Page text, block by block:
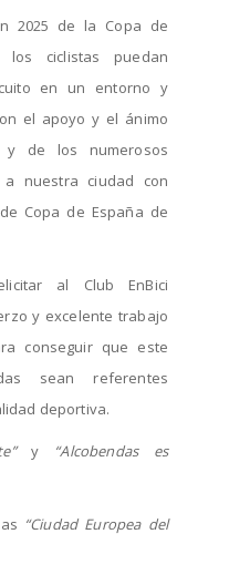
2025 de la Copa de
los ciclistas puedan
en un entorno y
el apoyo y el ánimo
y de los numerosos
nuestra ciudad con
Copa de España de
al Club EnBici
y excelente trabajo
conseguir que este
sean referentes
deportiva.
y “Alcobendas es
“Ciudad Europea del